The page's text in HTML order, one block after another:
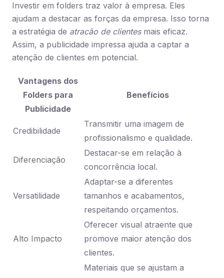
Investir em folders traz valor à empresa. Eles
ajudam a destacar as forças da empresa. Isso torna
a estratégia de atracão de clientesmais eficaz.
Assim, a publicidade impressa ajuda a captar a
atenção de clientes em potencial.
Vantagens dos
Folders para
Publicidade
Benefícios
Credibilidade
Transmitir uma imagem de
profissionalismo e qualidade.
Diferenciação
Destacar-se em relação à
concorrência local.
Versatilidade
Adaptar-se a diferentes
tamanhos e acabamentos,
respeitando orçamentos.
Alto Impacto
Oferecer visual atraente que
promove maior atenção dos
clientes.
Materiais que se ajustam a